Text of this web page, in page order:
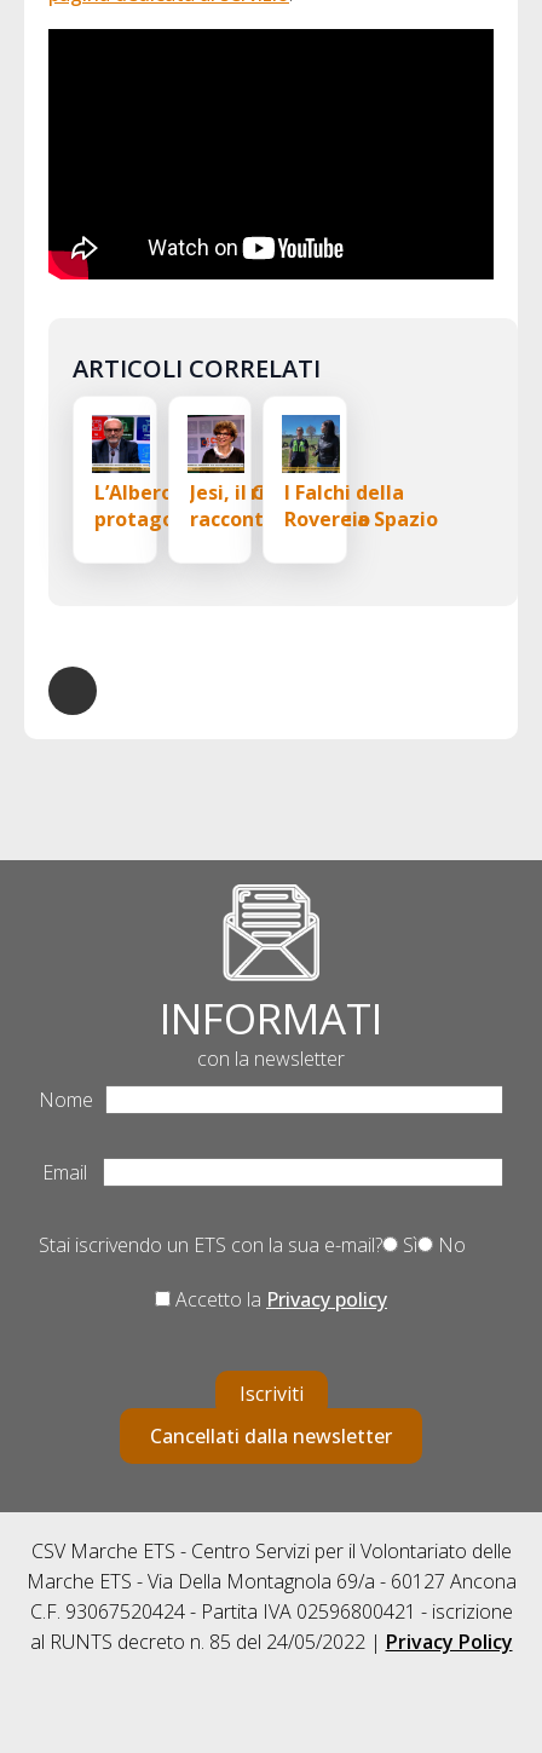
ARTICOLI CORRELATI
L’Albero dei Cuori
protagonista a
Macerata
Jesi, il Cpf si
racconta a “Spazio
I Falchi della
Rovere a Spazio
INFORMATI
con la newsletter
Nome
Email
Stai iscrivendo un ETS con la sua e-mail? Sì No
Accetto la Privacy policy
Iscriviti
Cancellati dalla newsletter
CSV Marche ETS - Centro Servizi per il Volontariato delle
Marche ETS - Via Della Montagnola 69/a - 60127 Ancona
C.F. 93067520424 - Partita IVA 02596800421 - iscrizione
al RUNTS decreto n. 85 del 24/05/2022 | Privacy Policy